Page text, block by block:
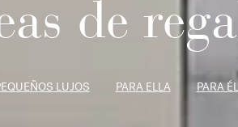
de
LUJOS PARA ELLA PARA ÉL